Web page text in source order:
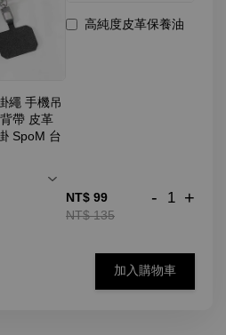
繩 手機吊
帶 皮革
SpoM 台
高純度皮革保養油
NT$ 99
NT$ 135
- +
加入購物車